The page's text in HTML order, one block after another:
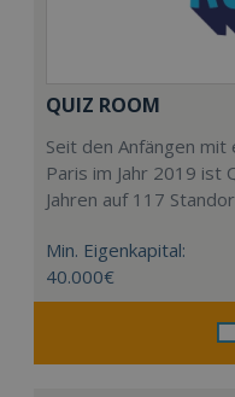
QUIZ ROOM
Seit den Anfängen
Paris im Jahr 2019 ist
Jahren auf 117
Min. Eigenkapital:
40.000€